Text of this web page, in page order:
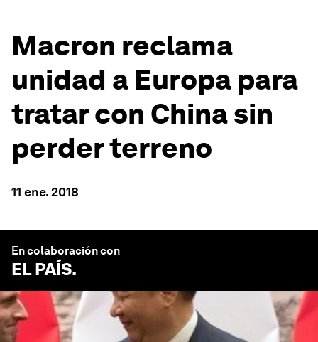
Macron reclama
unidad a Europa para
tratar con China sin
perder terreno
11 ene. 2018
En colaboración con
EL PAÍS.